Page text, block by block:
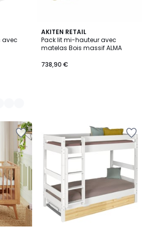
avec
AKITEN RETAIL
Pack lit mi-hauteur avec
matelas Bois massif ALMA
738,90 €